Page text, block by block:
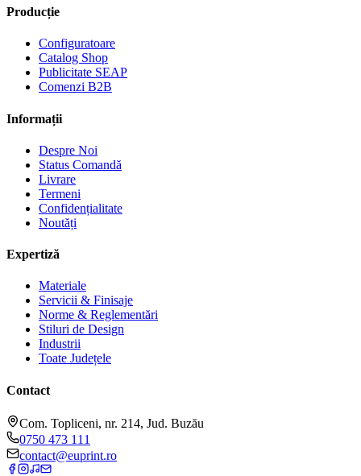
Producție
Configuratoare
Catalog Shop
Publicitate SEAP
Comenzi B2B
Informații
Despre Noi
Status Comandă
Livrare
Termeni
Confidențialitate
Noutăți
Expertiză
Materiale
Servicii & Finisaje
Norme & Reglementări
Stiluri de Design
Industrii
Toate Județele
Contact
Com. Topliceni, nr. 214, Jud. Buzău
0750 473 111
contact@euprint.ro